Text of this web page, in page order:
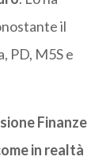
il
PD, M5S e
Finanze
in realtà